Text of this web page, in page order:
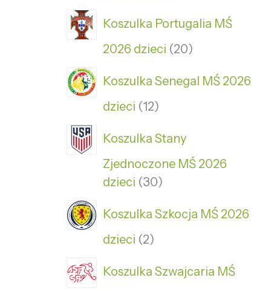
Koszulka Portugalia MŚ
2026 dzieci 20
Koszulka Senegal MŚ 2026
dzieci 12
Koszulka Stany
Zjednoczone MŚ 2026
dzieci 30
Koszulka Szkocja MŚ 2026
dzieci 2
Koszulka Szwajcaria MŚ